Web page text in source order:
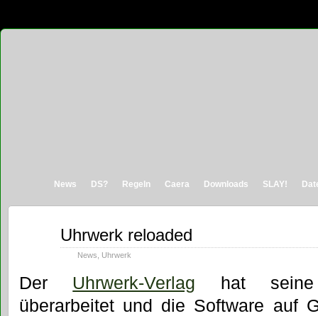
News DS? Regeln Caera Downloads SLAY!
Uhrwerk reloaded
News Uhrwerk
Der Uhrwerk-Verlag hat
überarbeitet und die Software auf